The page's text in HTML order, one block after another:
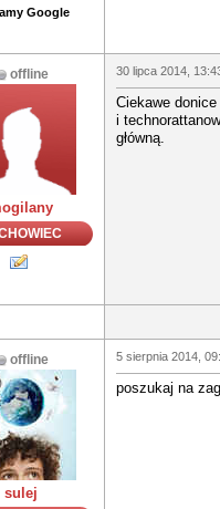
Google
offline 30 lipca 2014,
Ciekawe
i
główną.
offline
sulej
5 sierpnia 2014,
poszukaj na